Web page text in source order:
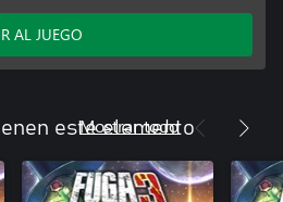
AL JUEGO
este elemento
Mostrar todo